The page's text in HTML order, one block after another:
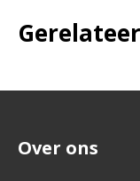
Over ons